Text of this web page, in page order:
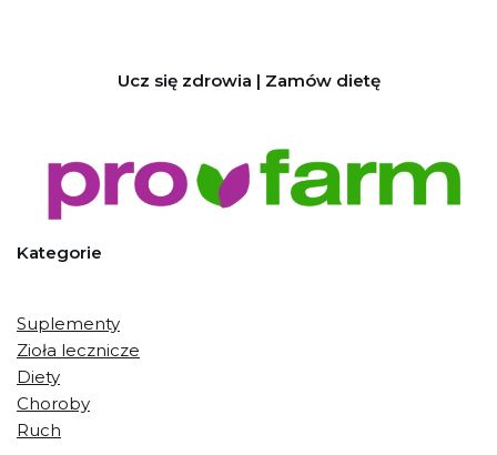
Ucz się zdrowia | Zamów dietę
Kategorie
Suplementy
Zioła lecznicze
Diety
Choroby
Ruch